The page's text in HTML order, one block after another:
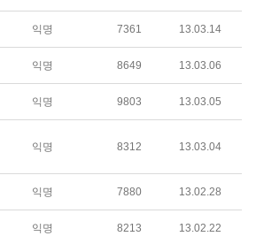
익명 7361 13.03.14
익명 8649 13.03.06
익명 9803 13.03.05
익명 8312 13.03.04
익명 7880 13.02.28
익명 8213 13.02.22